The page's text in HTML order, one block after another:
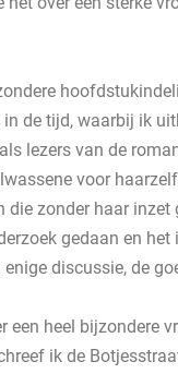
de tijd, waarbij ik
lezers van de
voor
die zonder haar
gedaan en
discussie, de
heel bijzondere
ik de